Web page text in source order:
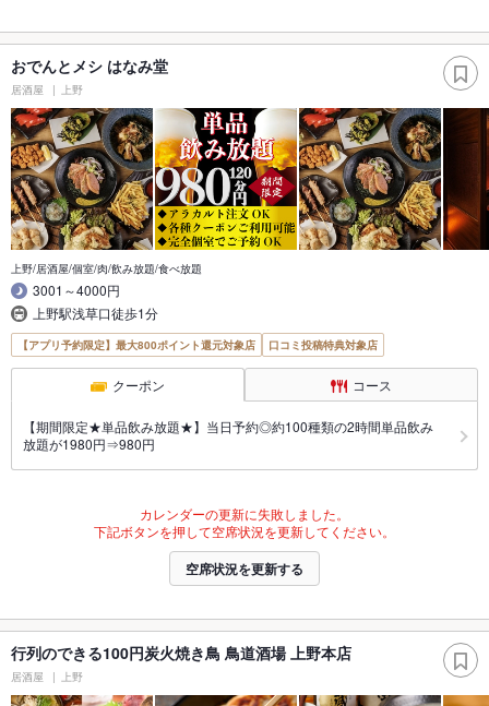
おでんとメシ はなみ堂
居酒屋 上野
上野/居酒屋/個室/肉/飲み放題/食べ放題
3001～4000円
上野駅浅草口徒歩1分
【アプリ予約限定】最大800ポイント還元対象店 口コミ投稿特典対象店
クーポン コース
【期間限定★単品飲み放題★】当日予約◎約100種類の2時間単品飲み
放題が1980円⇒980円
カレンダーの更新に失敗しました。
下記ボタンを押して空席状況を更新してください。
空席状況を更新する
行列のできる100円炭火焼き鳥 鳥道酒場 上野本店
居酒屋 上野